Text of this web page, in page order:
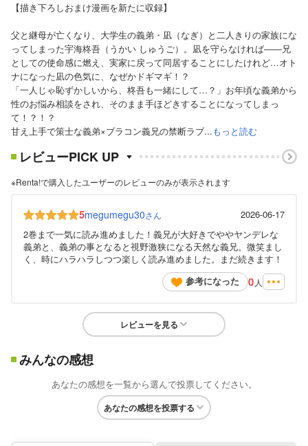
【描き下ろしおまけ漫画を新たに収録】
父と継母が亡くなり、大学生の義弟・凪（なぎ）と二人きりの家族にな
ってしまった宇海柊吾（うかい しゅうご）。凪を守らなければ――兄
としての使命感に燃え、実家に戻って同居することにしたけれど…オト
ナになった凪の色気に、なぜかドギマギ！？
「一人じゃ恥ずかしいから、柊吾も一緒にして…？」お年頃な義弟から
性のお悩み相談をされ、そのまま手ほどきすることになってしまっ
て！？！？
甘え上手で策士な義弟×ブラコン義兄の禁断ラブ...もっと読む
レビューPICK UP
※Renta!で購入したユーザーのレビューのみが表示されます
5megumegu30さん
2026-06-17
2巻まで一気に読み進めました！義兄が大好きでややヤンデレな
義弟と、義弟の事となると視野激狭になる天然な義兄。微笑まし
く、時にハラハラしつつ楽しく読み進めました。まだ続きます！
参考になった
0 人
レビューを見る
みんなの感想
あなたの感想を一覧から選んで投票してください。
あなたの感想を投票する